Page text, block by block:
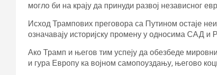
могло би на крају да принуди развој независног
Исход Трампових преговора са Путином остаје
означавају историјску промену у односима САД и
Ако Трамп и његов тим успеју да обезбеде
и гура Европу ка војном самопоуздању, његово